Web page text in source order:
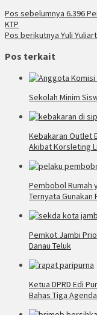
Pos sebelumnya 6.396
KTP
Pos berikutnya Yuli
Pos terkait
Sekolah Minim
Kebakaran Outlet
Akibat Korsleting
Pembobol Rumah
Ternyata Gunakan
Pemkot Jambi
Danau Teluk
Ketua DPRD Edi
Bahas Tiga Agenda